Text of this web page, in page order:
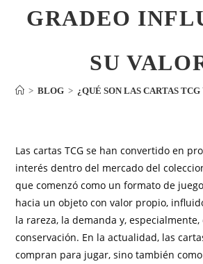
GRADEO
SU
> BLOG > ¿QUÉ SON LAS CARTAS
Las cartas TCG se han convertido en
interés dentro del mercado del
que comenzó como un formato de
hacia un objeto con valor propio,
la rareza, la demanda y,
conservación. En la actualidad, las
compran para jugar, sino también